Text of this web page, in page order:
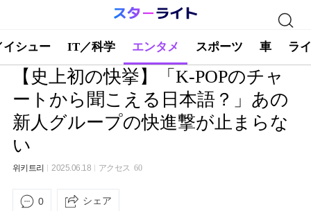
イシュー IT／科学 エンタメ スポーツ 車 ラ
【史上初の快挙】「K-POPのチャ
ートから聞こえる日本語？」あの
新人グループの快進撃が止まらな
い
위키트리 2025.06.18 アクセス 60
0 シェア